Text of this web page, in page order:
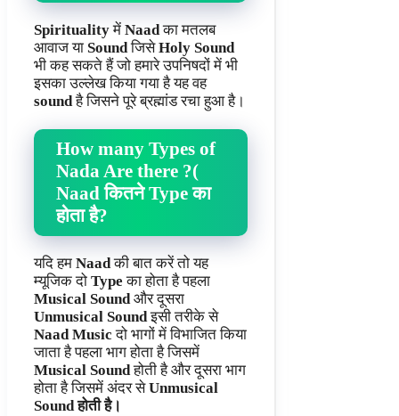
Spiritualityमें Naadका मतलब
आवाज या SoundजिसेHoly Sound
भी कह सकते हैं जो हमारे उपनिषदों में भी
इसका उल्लेख किया गया है यह वह
soundहै जिसने पूरे ब्रह्मांड रचा हुआ है।
How many Types of
Nada Are there ?(
Naad कितने Type का
होता है?
यदि हम Naadकी बात करें तो यह
म्यूजिक दो Typeका होता है पहला
Musical Soundऔर दूसरा
Unmusical Soundइसी तरीके से
Naad Musicदो भागों में विभाजित किया
जाता है पहला भाग होता है जिसमें
Musical Soundहोती है और दूसरा भाग
होता है जिसमें अंदर सेUnmusical
Sound होती है।